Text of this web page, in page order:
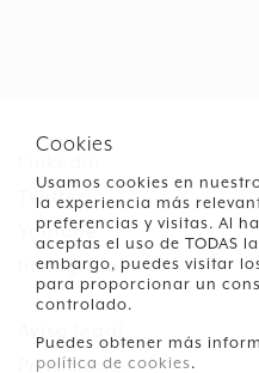
Twitter
Youtube
Instagram
Aviso legal
Privacidad
Cookies
Usamos cookies en
la experiencia más
preferencias y visitas. Al
aceptas el uso de TODAS
embargo, puedes visitar
para proporcionar un
controlado.
Puedes obtener más
política de cookies .